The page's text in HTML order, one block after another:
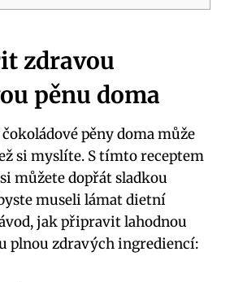
zdravou
pěnu doma
pěny doma může
si myslíte. S tímto receptem
můžete dopřát sladkou
museli lámat dietní
jak připravit lahodnou
plnou zdravých ingrediencí: